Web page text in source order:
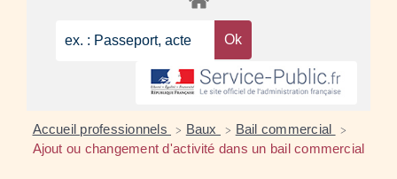
Accueil professionnels > Baux > Bail commercial >
Ajout ou changement d'activité dans un bail commercial